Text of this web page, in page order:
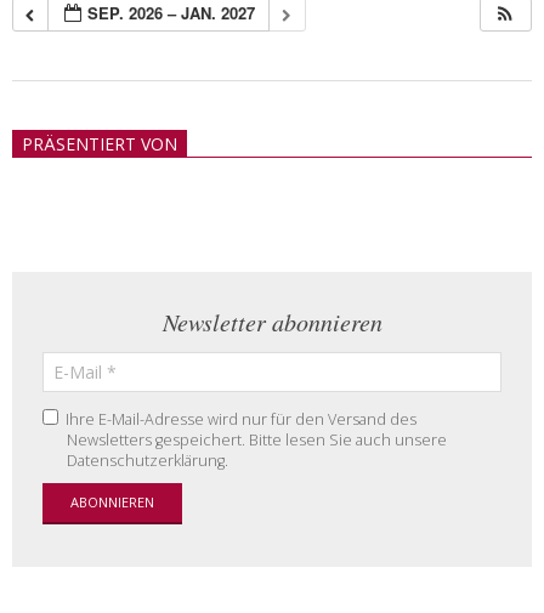
SEP. 2026 – JAN. 2027
21
PRÄSENTIERT VON
Newsletter abonnieren
Ihre E-Mail-Adresse wird nur für den Versand des
Newsletters gespeichert. Bitte lesen Sie auch unsere
Datenschutzerklärung.